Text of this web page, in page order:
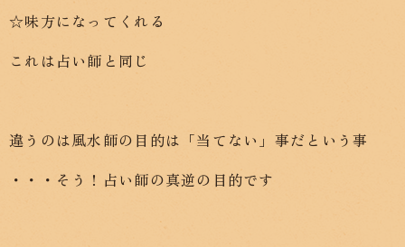
☆味方になってくれる
これは占い師と同じ
違うのは風水師の目的は「当てない」事だという事
・・・そう！占い師の真逆の目的です